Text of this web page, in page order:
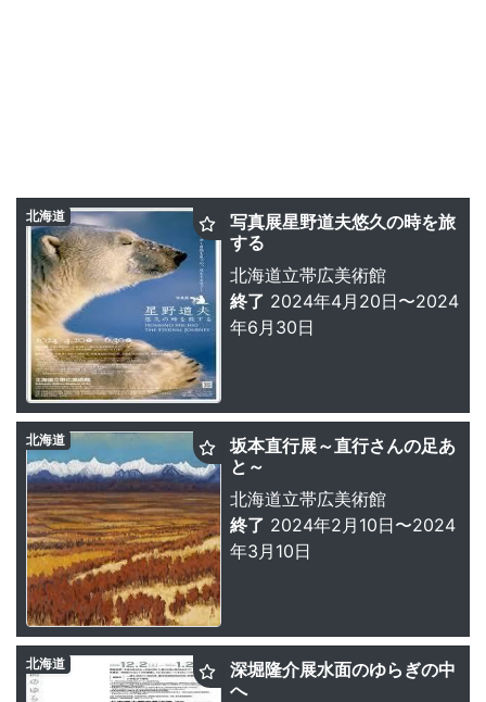
写真展星野道夫悠久の時を旅
する
北海道立帯広美術館
終了 2024年4月20日〜2024
年6月30日
北海道
坂本直行展～直行さんの足あ
と～
北海道立帯広美術館
終了 2024年2月10日〜2024
年3月10日
北海道
深堀隆介展水面のゆらぎの中
へ
北海道